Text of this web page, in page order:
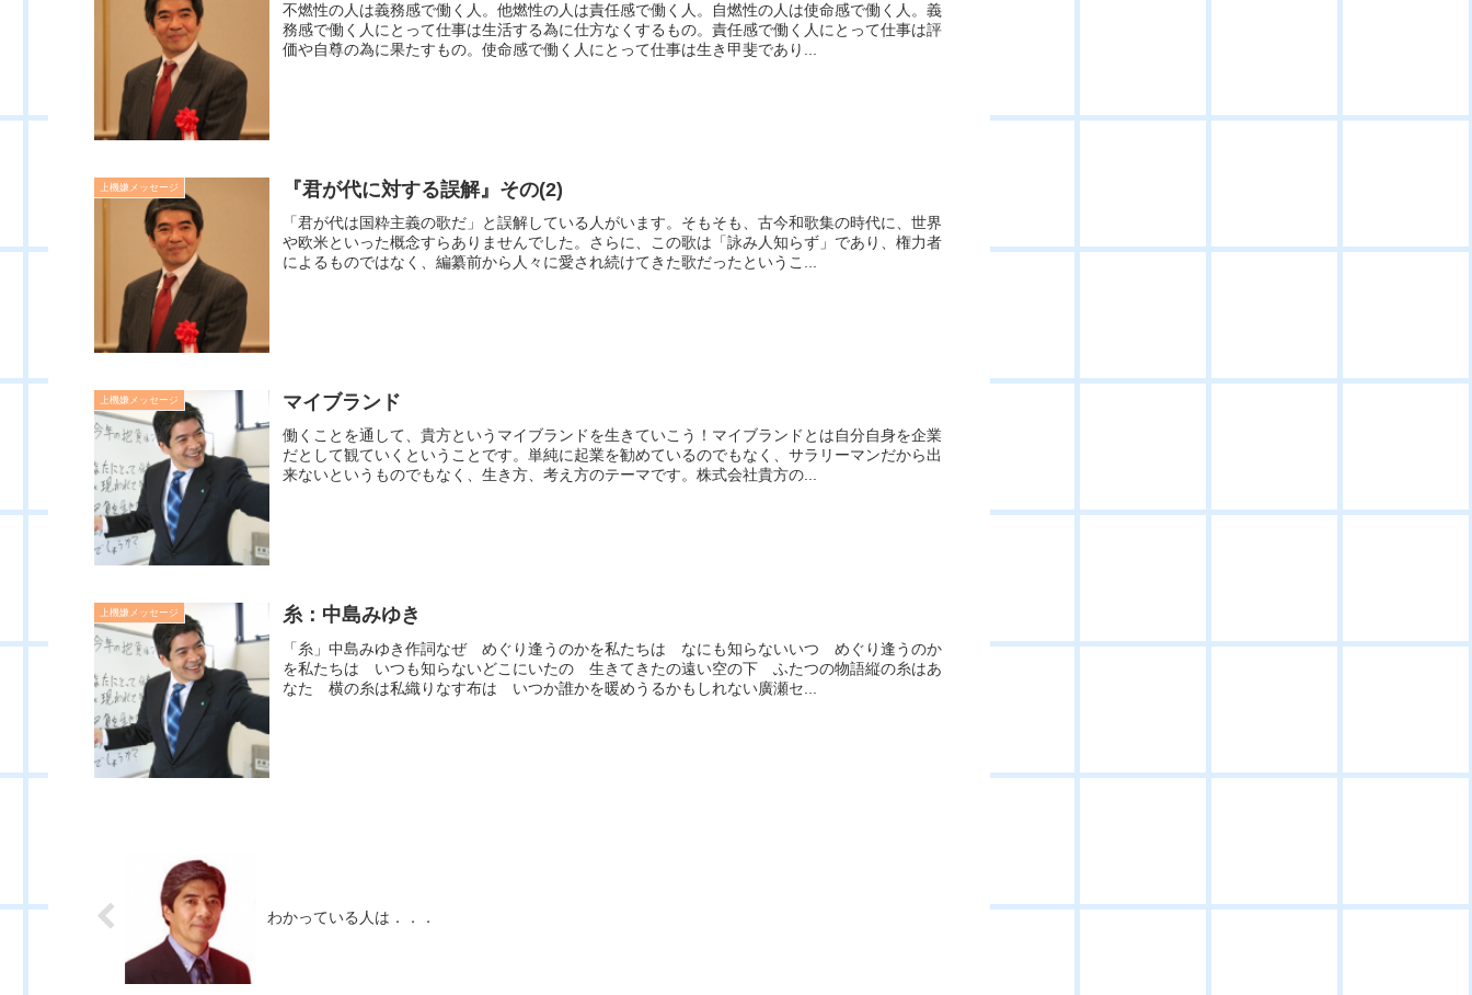
不燃性の人は義務感で働く人。他燃性の人は責任感で働く人。自燃性の人は使命感で働く人。義
務感で働く人にとって仕事は生活する為に仕方なくするもの。責任感で働く人にとって仕事は評
価や自尊の為に果たすもの。使命感で働く人にとって仕事は生き甲斐であり...
上機嫌メッセージ 『君が代に対する誤解』その(2)
「君が代は国粋主義の歌だ」と誤解している人がいます。そもそも、古今和歌集の時代に、世界
や欧米といった概念すらありませんでした。さらに、この歌は「詠み人知らず」であり、権力者
によるものではなく、編纂前から人々に愛され続けてきた歌だったというこ...
上機嫌メッセージ マイブランド
働くことを通して、貴方というマイブランドを生きていこう！マイブランドとは自分自身を企業
だとして観ていくということです。単純に起業を勧めているのでもなく、サラリーマンだから出
来ないというものでもなく、生き方、考え方のテーマです。株式会社貴方の...
上機嫌メッセージ 糸：中島みゆき
「糸」中島みゆき作詞なぜ めぐり逢うのかを私たちは なにも知らないいつ めぐり逢うのか
を私たちは いつも知らないどこにいたの 生きてきたの遠い空の下 ふたつの物語縦の糸はあ
なた 横の糸は私織りなす布は いつか誰かを暖めうるかもしれない廣瀬セ...
わかっている人は．．．